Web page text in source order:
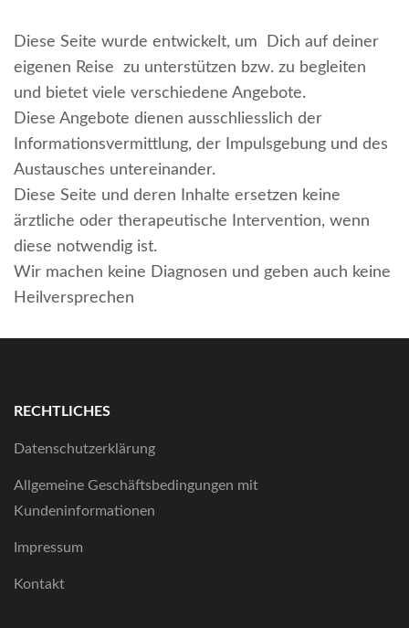
Diese Seite wurde entwickelt, um Dich auf deiner
eigenen Reise zu unterstützen bzw. zu begleiten
und bietet viele verschiedene Angebote.
Diese Angebote dienen ausschliesslich der
Informationsvermittlung, der Impulsgebung und des
Austausches untereinander.
Diese Seite und deren Inhalte ersetzen keine
ärztliche oder therapeutische Intervention, wenn
diese notwendig ist.
Wir machen keine Diagnosen und geben auch keine
Heilversprechen
RECHTLICHES
Datenschutzerklärung
Allgemeine Geschäftsbedingungen mit
Kundeninformationen
Impressum
Kontakt